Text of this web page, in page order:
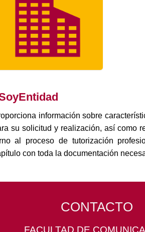
información sobre
su solicitud y realización, así como
al proceso de tutorización
con toda la documentación
CONTACTO
FACULTAD DE